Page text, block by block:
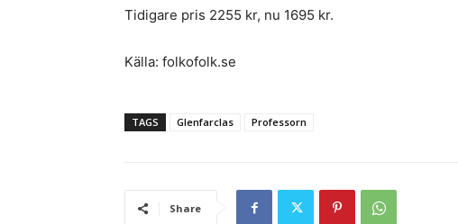
Tidigare pris 2255 kr, nu 1695 kr.
Källa: folkofolk.se
TAGS Glenfarclas Professorn
Share